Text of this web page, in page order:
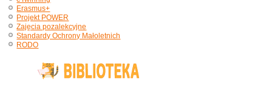
Erasmus+
Projekt POWER
Zajęcia pozalekcyjne
Standardy Ochrony Małoletnich
RODO